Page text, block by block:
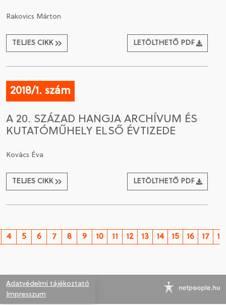
Rakovics Márton
TELJES CIKK LETÖLTHETŐ PDF
2018/1. szám
A 20. SZÁZAD HANGJA ARCHÍVUM ÉS
KUTATÓMŰHELY ELSŐ ÉVTIZEDE
Kovács Éva
TELJES CIKK LETÖLTHETŐ PDF
4 5 6 7 8 9 10 11 12 13 14 15 16 17 18
Adatvédelmi tájékoztató
Impresszum